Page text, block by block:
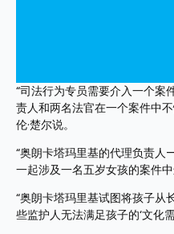
“司法行为专员需要介入一个案
责人和两名法官在一个案件中
伦·楚尔说。
“奥朗卡塔玛里基的代理负责
一起涉及一名五岁女孩的案件中
“奥朗卡塔玛里基试图将孩子从
些监护人无法满足孩子的‘文化需